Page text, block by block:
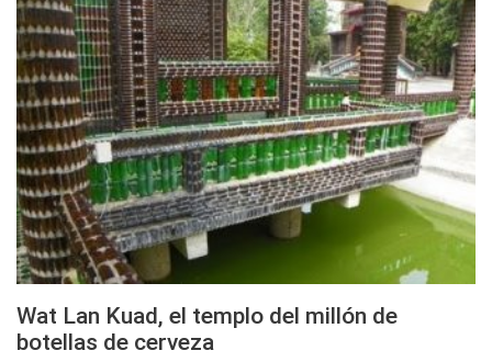
Wat Lan Kuad, el templo del millón de
botellas de cerveza